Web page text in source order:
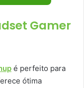
Gamer
é perfeito para
ótima